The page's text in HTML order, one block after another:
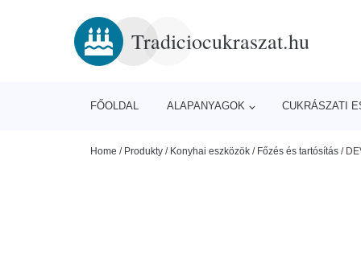
Tradiciocukraszat.hu
FŐOLDAL ALAPANYAGOK CUKRÁSZATI
Home / Produkty / Konyhai eszközök / Főzés és tartósítás /